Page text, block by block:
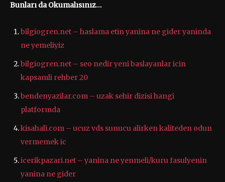
Bunları da Okumalısınız…
bilgiogren.net – haslama etin yanina ne gider yaninda
ne yemeliyiz
bilgiogren.net – seo nedir yeni baslayanlar icin
kapsamli rehber 20
bendenyazilar.com – uzak sehir dizisi hangi
platformda
kisahali.com – ucuz vds sunucu alirken kaliteden odun
vermemek ic
icerikpazari.net – yanina ne yenmeli/kuru fasulyenin
yanina ne gider